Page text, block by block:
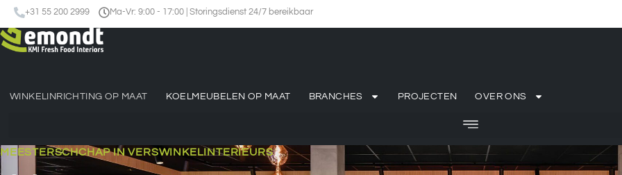
+31 55 200 2999 Ma-Vr: 9:00 - 17:00 | Storingsdienst 24/7 bereikbaar
WINKELINRICHTING OP MAAT KOELMEUBELEN OP MAAT BRANCHES PROJECTEN OVER ONS
MEESTERSCHCHAP IN VERSWINKELINTERIEURS